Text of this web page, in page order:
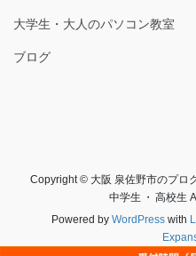
大学生・大人のパソコン教室
ブログ
Copyright © 大阪 泉佐野市のプロ
中学生 ・ 高校生
Powered by WordPresswith